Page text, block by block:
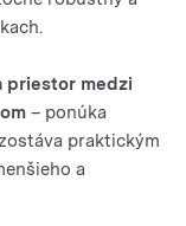
priestor medzi
– ponúka
praktickým
a